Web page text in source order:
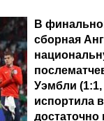
В
сборная
Уэмбли (1:1,
испортила